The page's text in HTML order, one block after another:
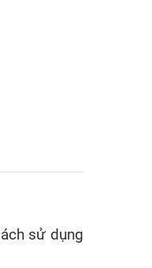
sử dụng